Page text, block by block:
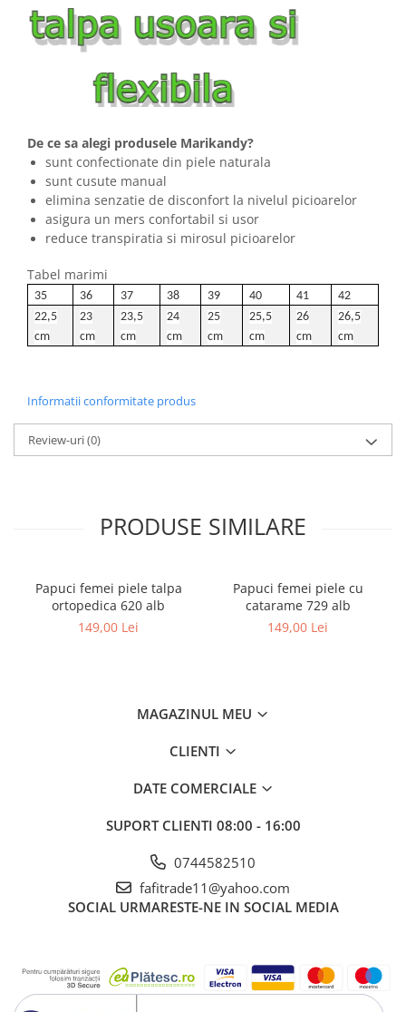
De ce sa alegi produsele Marikandy?
sunt confectionate din piele naturala
sunt cusute manual
elimina senzatie de disconfort la nivelul picioarelor
asigura un mers confortabil si usor
reduce transpiratia si mirosul picioarelor
Tabel marimi
35 36 37 38 39 40 41
42
22,5
cm
23
cm
23,5
cm
24
cm
25
cm
25,5
cm
26
cm
26,5
cm
Informatii conformitate produs
Review-uri(0)
PRODUSE SIMILARE
Papuci femei piele talpa
ortopedica 620 alb
149,00 Lei
Papuci femei piele cu
catarame 729 alb
149,00 Lei
MAGAZINUL MEU
CLIENTI
DATE COMERCIALE
SUPORT CLIENTI 08:00 - 16:00
0744582510
fafitrade11@yahoo.com
SOCIAL URMARESTE-NE IN SOCIAL MEDIA